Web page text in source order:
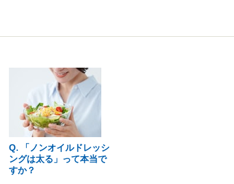
Q. 「ノンオイルドレッシ
ングは太る」って本当で
すか？